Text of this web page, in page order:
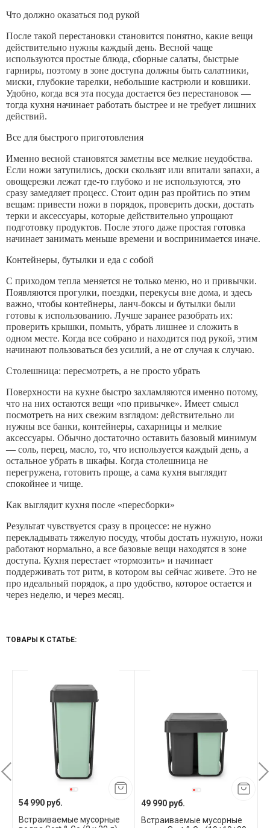
Что должно оказаться под рукой
После такой перестановки становится понятно, какие вещи
действительно нужны каждый день. Весной чаще
используются простые блюда, сборные салаты, быстрые
гарниры, поэтому в зоне доступа должны быть салатники,
миски, глубокие тарелки, небольшие кастрюли и ковшики.
Удобно, когда вся эта посуда достается без перестановок —
тогда кухня начинает работать быстрее и не требует лишних
действий.
Все для быстрого приготовления
Именно весной становятся заметны все мелкие неудобства.
Если ножи затупились, доски скользят или впитали запахи, а
овощерезки лежат где-то глубоко и не используются, это
сразу замедляет процесс. Стоит один раз пройтись по этим
вещам: привести ножи в порядок, проверить доски, достать
терки и аксессуары, которые действительно упрощают
подготовку продуктов. После этого даже простая готовка
начинает занимать меньше времени и воспринимается иначе.
Контейнеры, бутылки и еда с собой
С приходом тепла меняется не только меню, но и привычки.
Появляются прогулки, поездки, перекусы вне дома, и здесь
важно, чтобы контейнеры, ланч-боксы и бутылки были
готовы к использованию. Лучше заранее разобрать их:
проверить крышки, помыть, убрать лишнее и сложить в
одном месте. Когда все собрано и находится под рукой, этим
начинают пользоваться без усилий, а не от случая к случаю.
Столешница: пересмотреть, а не просто убрать
Поверхности на кухне быстро захламляются именно потому,
что на них остаются вещи «по привычке». Имеет смысл
посмотреть на них свежим взглядом: действительно ли
нужны все банки, контейнеры, сахарницы и мелкие
аксессуары. Обычно достаточно оставить базовый минимум
— соль, перец, масло, то, что используется каждый день, а
остальное убрать в шкафы. Когда столешница не
перегружена, готовить проще, а сама кухня выглядит
спокойнее и чище.
Как выглядит кухня после «пересборки»
Результат чувствуется сразу в процессе: не нужно
перекладывать тяжелую посуду, чтобы достать нужную, ножи
работают нормально, а все базовые вещи находятся в зоне
доступа. Кухня перестает «тормозить» и начинает
поддерживать тот ритм, в котором вы сейчас живете. Это не
про идеальный порядок, а про удобство, которое остается и
через неделю, и через месяц.
ТОВАРЫ К СТАТЬЕ:
54 990 руб.
Встраиваемые мусорные
49 990 руб.
Встраиваемые мусорные